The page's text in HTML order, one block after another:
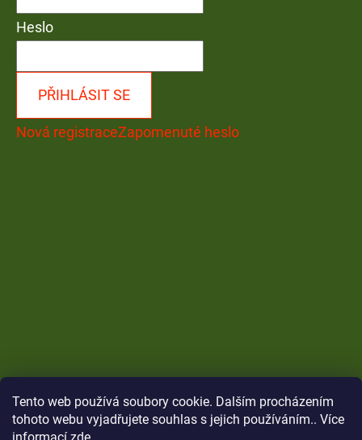
Tento web používá soubory cookie. Dalším procházením
tohoto webu vyjadřujete souhlas s jejich používáním.. Více
Heslo
PŘIHLÁSIT SE
Nová registraceZapomenuté heslo